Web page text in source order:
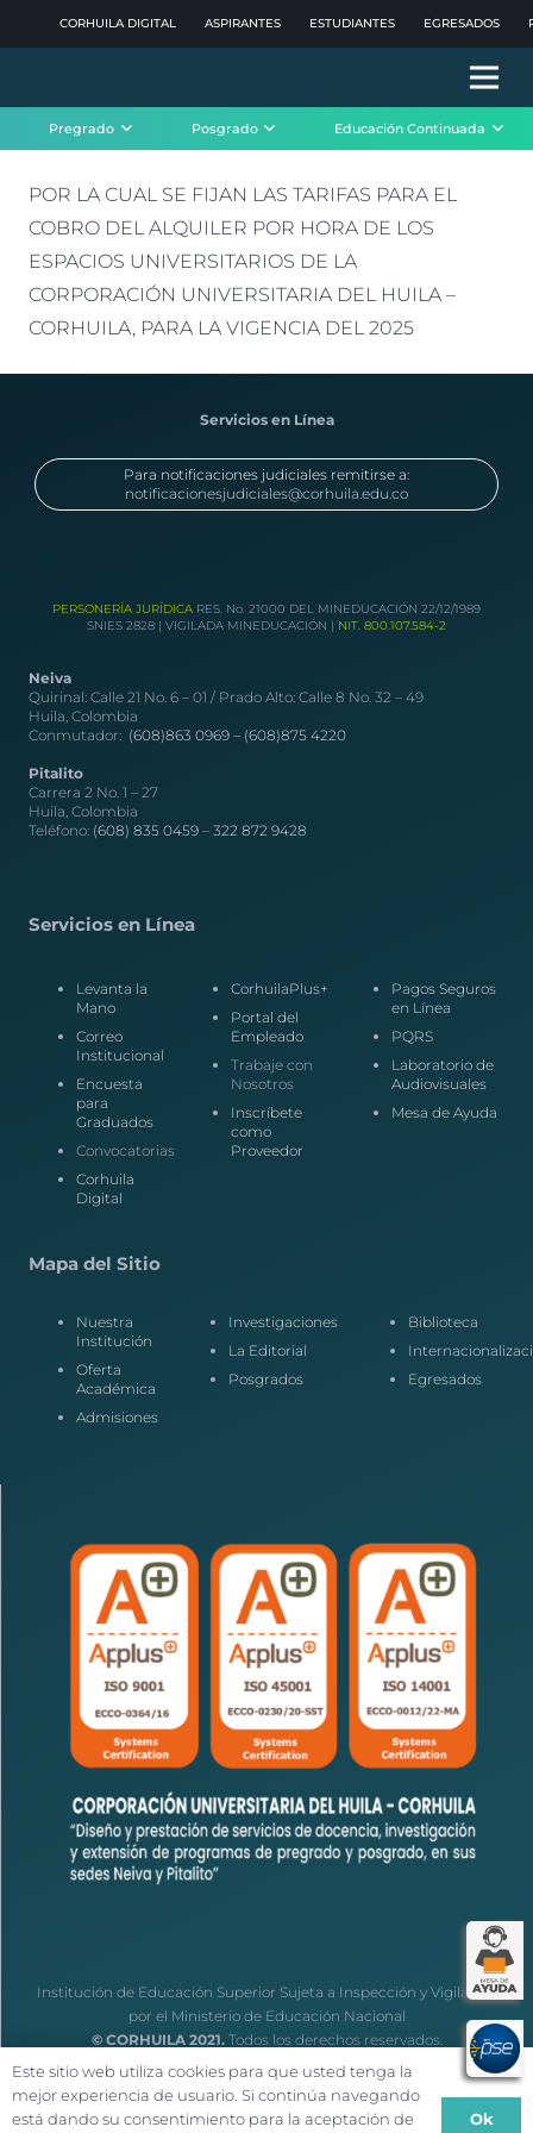
CORHUILA DIGITAL ASPIRANTES ESTUDIANTES EGRESADOS
Pregrado Posgrado Educación Continuada
POR LA CUAL SE FIJAN LAS TARIFAS PARA EL
COBRO DEL ALQUILER POR HORA DE LOS
ESPACIOS UNIVERSITARIOS DE LA
CORPORACIÓN UNIVERSITARIA DEL HUILA –
CORHUILA, PARA LA VIGENCIA DEL 2025
Servicios en Línea
Para notificaciones judiciales remitirse a:
notificacionesjudiciales@corhuila.edu.co
PERSONERÍA JURÍDICA RES. No. 21000 DEL MINEDUCACIÓN 22/12/1989
SNIES 2828 | VIGILADA MINEDUCACIÓN | NIT. 800.107.584-2
Neiva
Quirinal: Calle 21 No. 6 – 01 / Prado Alto: Calle 8 No. 32 – 49
Huila, Colombia
Conmutador: (608)863 0969 – (608)875 4220
Pitalito
Carrera 2 No. 1 – 27
Huila, Colombia
Teléfono: (608) 835 0459 – 322 872 9428
Servicios en Línea
Levanta la
Mano
Correo
Institucional
Encuesta
para
Graduados
Convocatorias
Corhuila
Digital
CorhuilaPlus+
Portal del
Empleado
Trabaje con
Nosotros
Inscríbete
como
Proveedor
Pagos Seguros
en Línea
PQRS
Laboratorio de
Audiovisuales
Mesa de Ayuda
Mapa del Sitio
Nuestra
Institución
Oferta
Académica
Admisiones
Investigaciones
La Editorial
Posgrados
Biblioteca
Egresados
Institución de Educación Superior Sujeta a Inspección y Vigilancia
por el Ministerio de Educación Nacional
© CORHUILA 2021. Todos los derechos reservados.
Este sitio web utiliza cookies para que usted tenga la
mejor experiencia de usuario. Si continúa navegando
está dando su consentimiento para la aceptación de
Ok